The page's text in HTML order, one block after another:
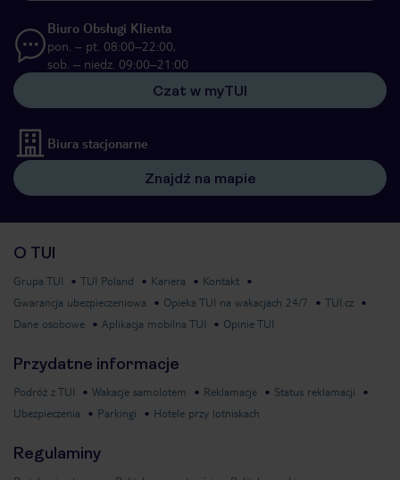
Biuro Obsługi Klienta
pon. – pt. 08:00–22:00,
sob. – niedz. 09:00–21:00
Czat w myTUI
Biura stacjonarne
Znajdź na mapie
O TUI
Grupa TUI TUI Poland Kariera
Kontakt
Gwarancja ubezpieczeniowa
Opieka TUI na wakacjach 24/7
TUI.cz
Dane osobowe
Aplikacja mobilna TUI Opinie TUI
Przydatne informacje
Podróż z TUI Wakacje samolotem Reklamacje
Status reklamacji
Ubezpieczenia
Parkingi Hotele przy lotniskach
Regulaminy